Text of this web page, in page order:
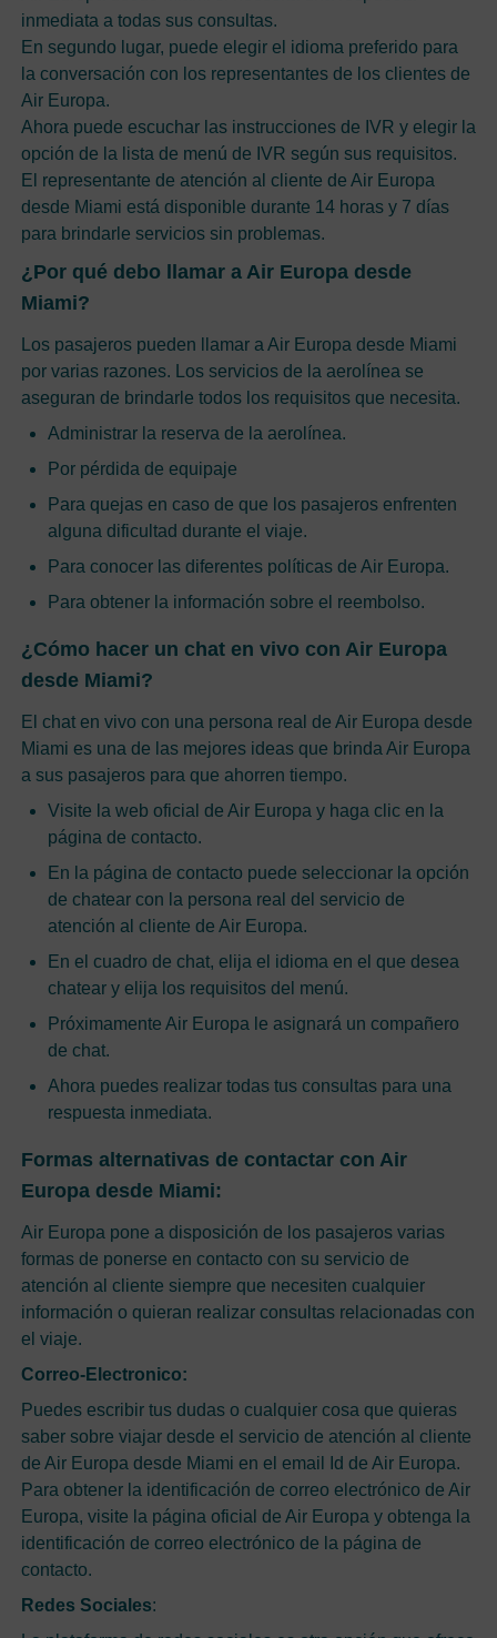
inmediata a todas sus consultas.
En segundo lugar, puede elegir el idioma preferido para
la conversación con los representantes de los clientes de
Air Europa.
Ahora puede escuchar las instrucciones de IVR y elegir la
opción de la lista de menú de IVR según sus requisitos.
El representante de atención al cliente de Air Europa
desde Miami está disponible durante 14 horas y 7 días
para brindarle servicios sin problemas.
¿Por qué debo llamar a Air Europa desde
Miami?
Los pasajeros pueden llamar a Air Europa desde Miami
por varias razones. Los servicios de la aerolínea se
aseguran de brindarle todos los requisitos que necesita.
Administrar la reserva de la aerolínea.
Por pérdida de equipaje
Para quejas en caso de que los pasajeros enfrenten
alguna dificultad durante el viaje.
Para conocer las diferentes políticas de Air Europa.
Para obtener la información sobre el reembolso.
¿Cómo hacer un chat en vivo con Air Europa
desde Miami?
El chat en vivo con una persona real de Air Europa desde
Miami es una de las mejores ideas que brinda Air Europa
a sus pasajeros para que ahorren tiempo.
Visite la web oficial de Air Europa y haga clic en la
página de contacto.
En la página de contacto puede seleccionar la opción
de chatear con la persona real del servicio de
atención al cliente de Air Europa.
En el cuadro de chat, elija el idioma en el que desea
chatear y elija los requisitos del menú.
Próximamente Air Europa le asignará un compañero
de chat.
Ahora puedes realizar todas tus consultas para una
respuesta inmediata.
Formas alternativas de contactar con Air
Europa desde Miami:
Air Europa pone a disposición de los pasajeros varias
formas de ponerse en contacto con su servicio de
atención al cliente siempre que necesiten cualquier
información o quieran realizar consultas relacionadas con
el viaje.
Correo-Electronico:
Puedes escribir tus dudas o cualquier cosa que quieras
saber sobre viajar desde el servicio de atención al cliente
de Air Europa desde Miami en el email Id de Air Europa.
Para obtener la identificación de correo electrónico de Air
Europa, visite la página oficial de Air Europa y obtenga la
identificación de correo electrónico de la página de
contacto.
Redes Sociales: